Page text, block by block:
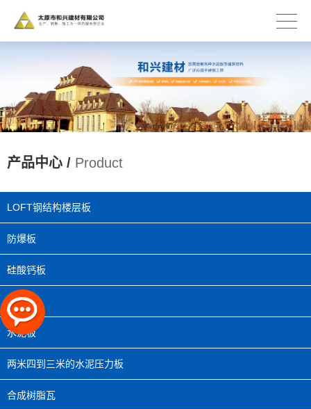
产品中心 / Product
LOFT钢结构楼层板
防爆板
硅酸钙板
木纹板
水泥板
两米四到三米的水泥压力板
合成树脂瓦